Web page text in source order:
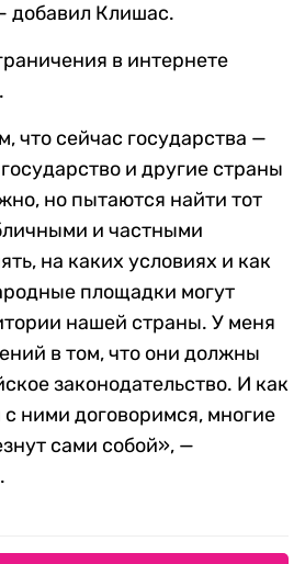
добавил Клишас.
в интернете
что сейчас государства —
и другие страны
но пытаются найти тот
и частными
на каких условиях и как
площадки могут
нашей страны. У меня
в том, что они должны
законодательство. И как
ними договоримся, многие
сами собой», —